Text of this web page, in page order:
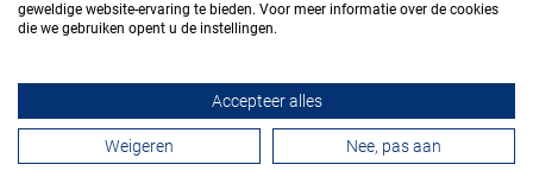
Contactformulier
geweldige website-ervaring te bieden. Voor meer informatie over de cookies
die we gebruiken opent u de instellingen.
Accepteer alles
Weigeren Nee, pas aan